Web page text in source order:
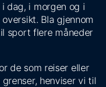
dag, i morgen og i
Bla gjennom
sport flere måneder
de som reiser eller
henviser vi til